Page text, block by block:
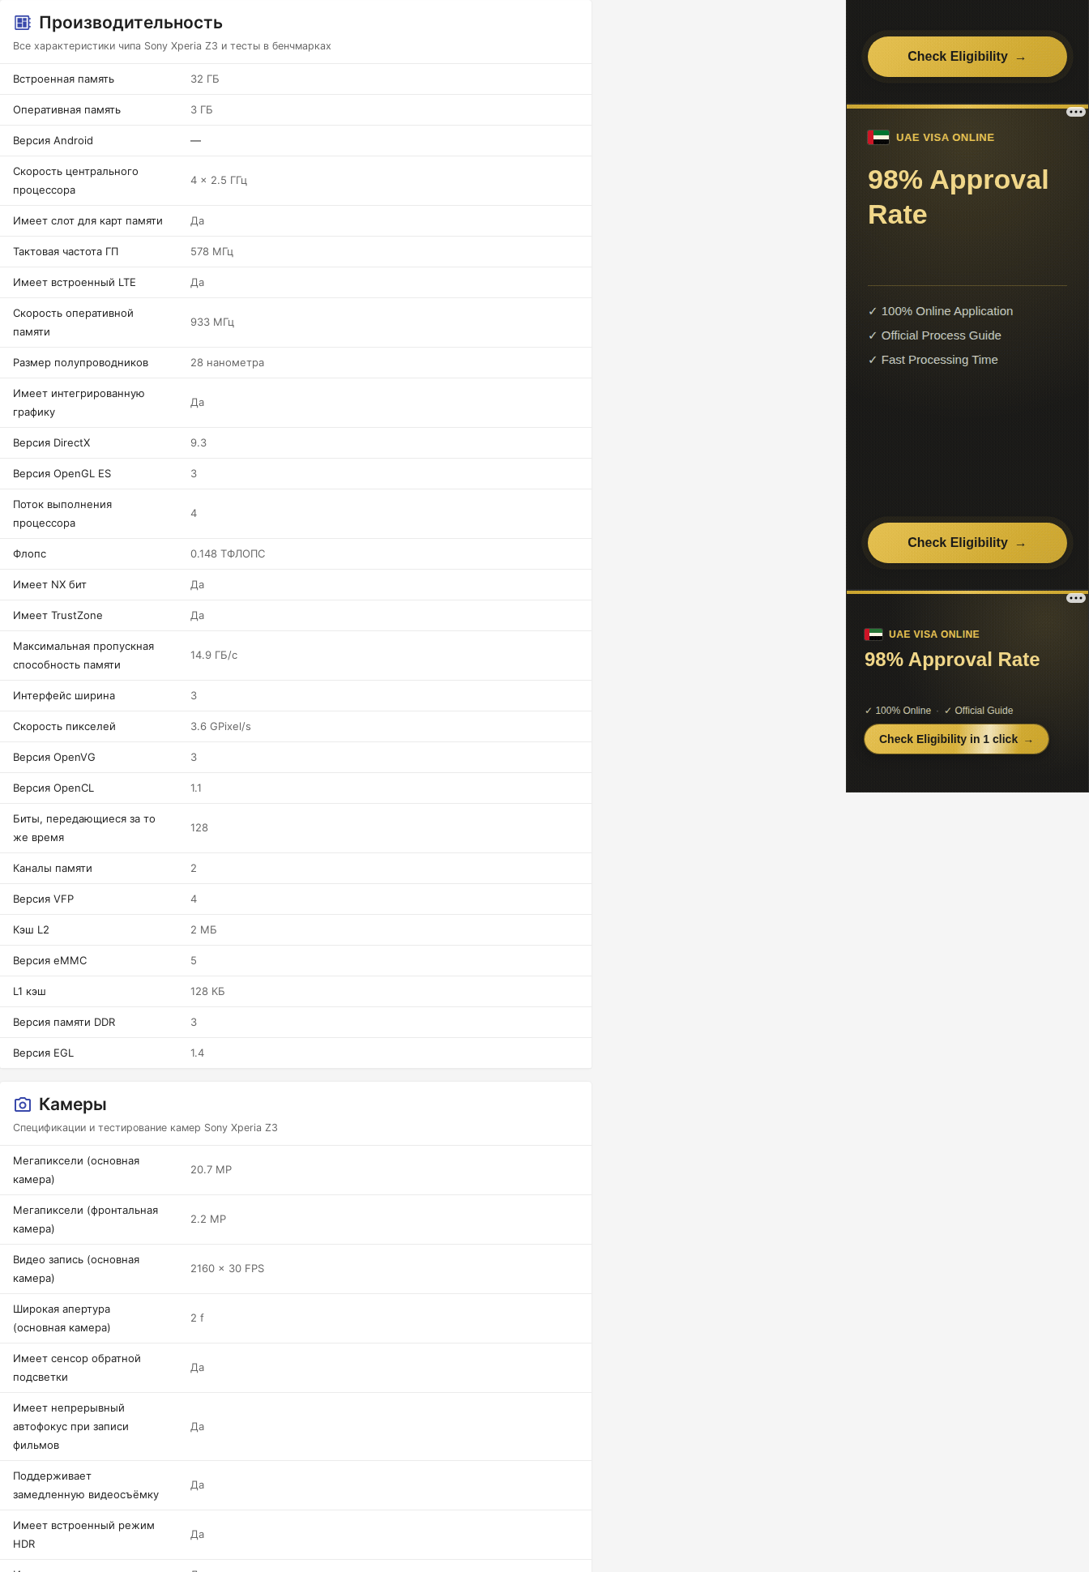
Производительность
Все характеристики чипа Sony Xperia Z3 и тесты в бенчмарках
Встроенная память 32 ГБ
Оперативная память 3 ГБ
Версия Android —
Скорость центрального
процессора
4 x 2.5 ГГц
Имеет слот для карт памяти Да
Тактовая частота ГП 578 МГц
Имеет встроенный LTE Да
Скорость оперативной
памяти
933 МГц
Размер полупроводников 28 нанометра
Имеет интегрированную
графику
Да
Версия DirectX 9.3
Версия OpenGL ES 3
Поток выполнения
процессора
4
Флопс 0.148 ТФЛОПС
Имеет NX бит Да
Имеет TrustZone Да
Максимальная пропускная
способность памяти
14.9 ГБ/с
Интерфейс ширина 3
Скорость пикселей 3.6 GPixel/s
Версия OpenVG 3
Версия OpenCL 1.1
Биты, передающиеся за то
же время
128
Каналы памяти 2
Версия VFP 4
Кэш L2 2 МБ
Версия eMMC 5
L1 кэш 128 КБ
Версия памяти DDR 3
Версия EGL 1.4
Камеры
Спецификации и тестирование камер Sony Xperia Z3
Мегапиксели (основная
камера)
20.7 MP
Мегапиксели (фронтальная
камера)
2.2 MP
Видео запись (основная
камера)
2160 x 30 FPS
Широкая апертура
(основная камера)
2 f
Имеет сенсор обратной
подсветки
Да
Имеет непрерывный
автофокус при записи
фильмов
Да
Поддерживает
замедленную видеосъёмку
Да
Имеет встроенный режим
HDR
Да